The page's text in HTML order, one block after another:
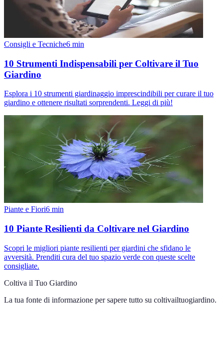
Consigli e Tecniche6 min
10 Strumenti Indispensabili per Coltivare il Tuo
Giardino
Esplora i 10 strumenti giardinaggio imprescindibili per curare il tuo
giardino e ottenere risultati sorprendenti. Leggi di più!
Piante e Fiori6 min
10 Piante Resilienti da Coltivare nel Giardino
Scopri le migliori piante resilienti per giardini che sfidano le
avversità. Prenditi cura del tuo spazio verde con queste scelte
consigliate.
Coltiva il Tuo Giardino
La tua fonte di informazione per sapere tutto su coltivailtuogiardino.